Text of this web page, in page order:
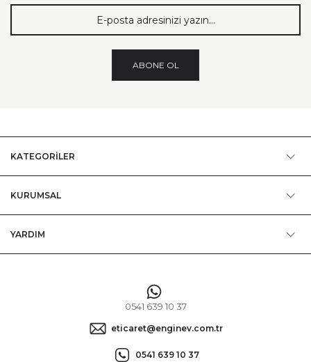
ABONE OL
KATEGORİLER
KURUMSAL
YARDIM
0541 639 10 37
eticaret@enginev.com.tr
0541 639 10 37